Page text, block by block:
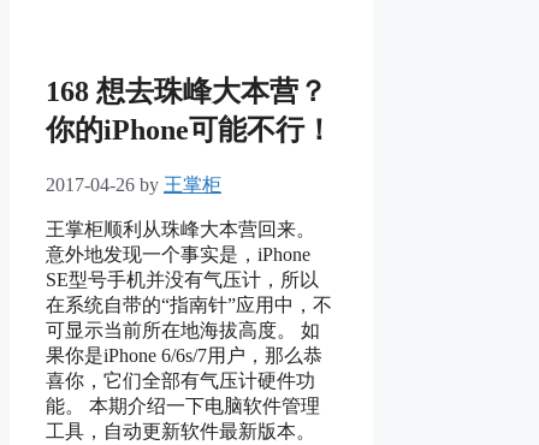
168 想去珠峰大本营？
你的iPhone可能不行！
2017-04-26 by 王掌柜
王掌柜顺利从珠峰大本营回来。
意外地发现一个事实是，iPhone
SE型号手机并没有气压计，所以
在系统自带的“指南针”应用中，不
可显示当前所在地海拔高度。 如
果你是iPhone 6/6s/7用户，那么恭
喜你，它们全部有气压计硬件功
能。 本期介绍一下电脑软件管理
工具，自动更新软件最新版本。